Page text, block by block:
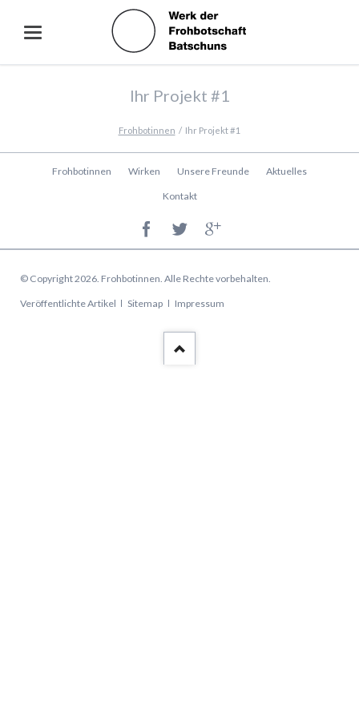
Ihr Projekt #1
Frohbotinnen Ihr Projekt #1
Navigation
Frohbotinnen Wirken Unsere Freunde Aktuelles
Kontakt
© Copyright 2026. Frohbotinnen. Alle Rechte vorbehalten.
Navigation
Veröffentlichte Artikel Sitemap Impressum